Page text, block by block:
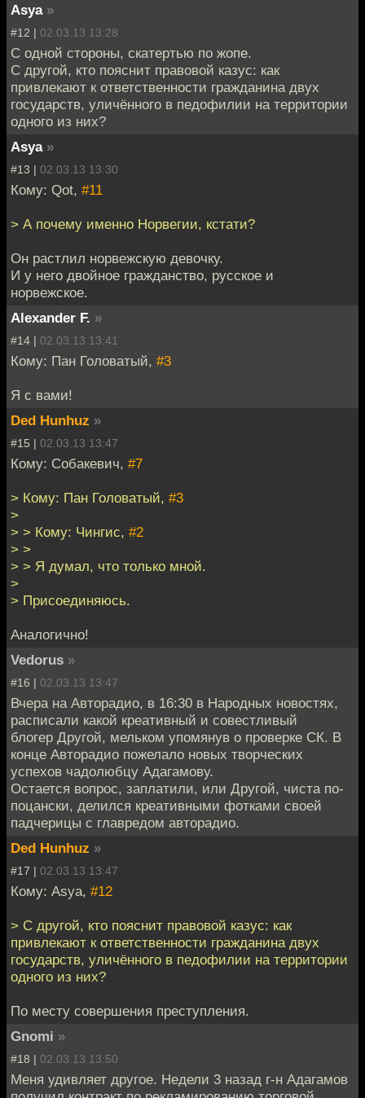
Asya »
#12 | 02.03.13 13:28
С одной стороны, скатертью по жопе.
С другой, кто пояснит правовой казус: как
привлекают к ответственности гражданина двух
государств, уличённого в педофилии на территории
одного из них?
Asya »
#13 | 02.03.13 13:30
Кому: Qot, #11
> А почему именно Норвегии, кстати?
Он растлил норвежскую девочку.
И у него двойное гражданство, русское и
норвежское.
Alexander F. »
#14 | 02.03.13 13:41
Кому: Пан Головатый, #3
Я с вами!
Ded Hunhuz »
#15 | 02.03.13 13:47
Кому: Собакевич, #7
> Кому: Пан Головатый, #3
>
> > Кому: Чингис, #2
> >
> > Я думал, что только мной.
>
> Присоединяюсь.
Аналогично!
Vedorus »
#16 | 02.03.13 13:47
Вчера на Авторадио, в 16:30 в Народных новостях,
расписали какой креативный и совестливый
блогер Другой, мельком упомянув о проверке СК. В
конце Авторадио пожелало новых творческих
успехов чадолюбцу Адагамову.
Остается вопрос, заплатили, или Другой, чиста по-
поцански, делился креативными фотками своей
падчерицы с главредом авторадио.
Ded Hunhuz »
#17 | 02.03.13 13:47
Кому: Asya, #12
> С другой, кто пояснит правовой казус: как
привлекают к ответственности гражданина двух
государств, уличённого в педофилии на территории
одного из них?
По месту совершения преступления.
Gnomi »
#18 | 02.03.13 13:50
Меня удивляет другое. Недели 3 назад г-н Адагамов